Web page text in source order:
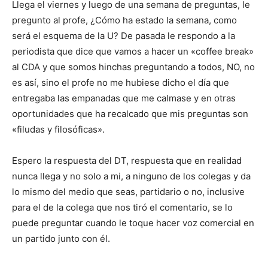
Llega el viernes y luego de una semana de preguntas, le
pregunto al profe, ¿Cómo ha estado la semana, como
será el esquema de la U? De pasada le respondo a la
periodista que dice que vamos a hacer un «coffee break»
al CDA y que somos hinchas preguntando a todos, NO, no
es así, sino el profe no me hubiese dicho el día que
entregaba las empanadas que me calmase y en otras
oportunidades que ha recalcado que mis preguntas son
«filudas y filosóficas».
Espero la respuesta del DT, respuesta que en realidad
nunca llega y no solo a mi, a ninguno de los colegas y da
lo mismo del medio que seas, partidario o no, inclusive
para el de la colega que nos tiró el comentario, se lo
puede preguntar cuando le toque hacer voz comercial en
un partido junto con él.